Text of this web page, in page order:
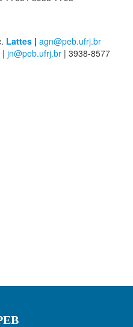
Lattes | agn@peb.ufrj.br
| jn@peb.ufrj.br | 3938-8577